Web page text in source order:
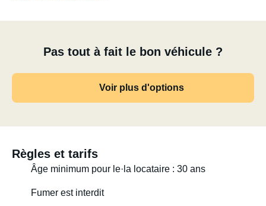
Pas tout à fait le bon véhicule ?
Voir plus d'options
Règles et tarifs
Âge minimum pour le·la locataire : 30 ans
Fumer est interdit